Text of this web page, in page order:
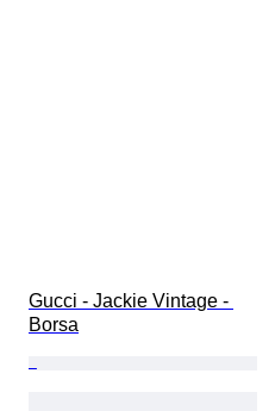
Gucci - Jackie Vintage -
Borsa